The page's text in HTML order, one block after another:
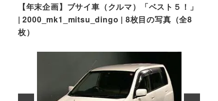
【年末企画】ブサイ車（クルマ）「ベスト５！」
| 2000_mk1_mitsu_dingo | 8枚目の写真（全8
枚）